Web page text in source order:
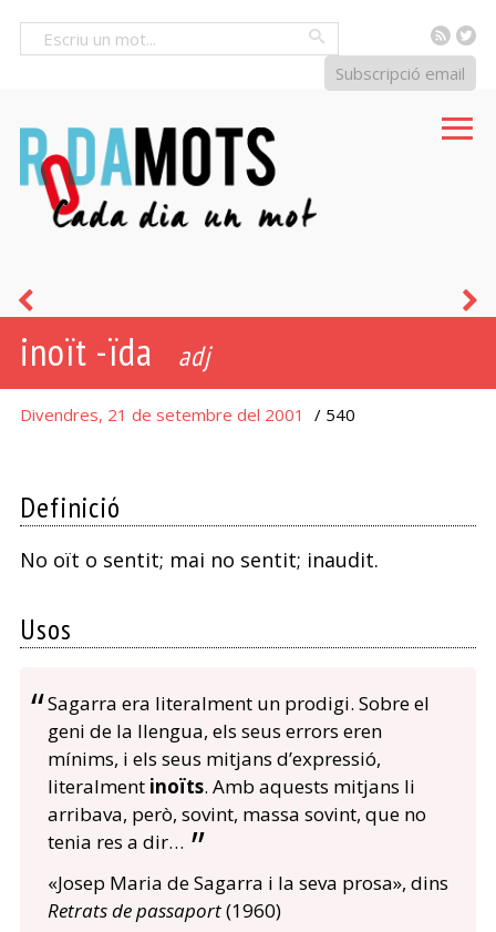
RSS
Subscripció email
inoït -ïda adj
Divendres, 21 de setembre del 2001 / 540
Definició
No oït o sentit; mai no sentit; inaudit.
Usos
Sagarra era literalment un prodigi. Sobre el
geni de la llengua, els seus errors eren
mínims, i els seus mitjans d’expressió,
literalment inoïts. Amb aquests mitjans li
arribava, però, sovint, massa sovint, que no
tenia res a dir…
«Josep Maria de Sagarra i la seva prosa», dins
Retrats de passaport(1960)
a
raig
fet